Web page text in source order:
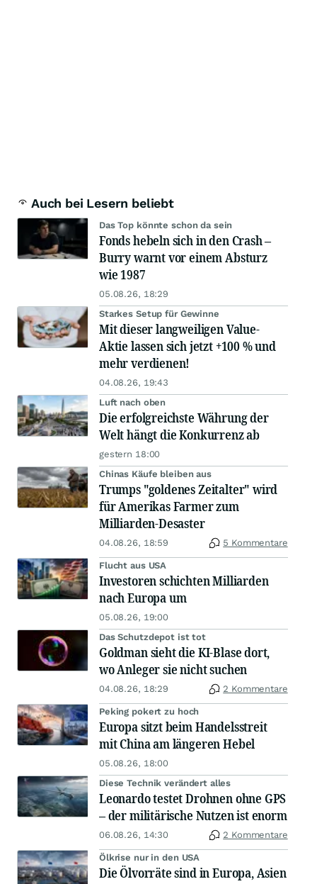
Auch bei Lesern beliebt
Das Top könnte schon da sein
Fonds hebeln sich in den Crash –
Burry warnt vor einem Absturz
wie 1987
05.08.26, 18:29
Starkes Setup für Gewinne
Mit dieser langweiligen Value-
Aktie lassen sich jetzt +100 % und
mehr verdienen!
04.08.26, 19:43
Luft nach oben
Die erfolgreichste Währung der
Welt hängt die Konkurrenz ab
gestern 18:00
Chinas Käufe bleiben aus
Trumps "goldenes Zeitalter" wird
für Amerikas Farmer zum
Milliarden-Desaster
04.08.26, 18:59 5 Kommentare
Flucht aus USA
Investoren schichten Milliarden
nach Europa um
05.08.26, 19:00
Das Schutzdepot ist tot
Goldman sieht die KI-Blase dort,
wo Anleger sie nicht suchen
04.08.26, 18:29 2 Kommentare
Peking pokert zu hoch
Europa sitzt beim Handelsstreit
mit China am längeren Hebel
05.08.26, 18:00
Diese Technik verändert alles
Leonardo testet Drohnen ohne GPS
– der militärische Nutzen ist enorm
06.08.26, 14:30 2 Kommentare
Ölkrise nur in den USA
Die Ölvorräte sind in Europa, Asien